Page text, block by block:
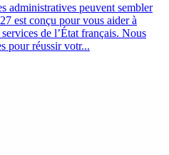
administratives peuvent sembler
est conçu pour vous aider à
de l’État français. Nous
pour réussir votr...